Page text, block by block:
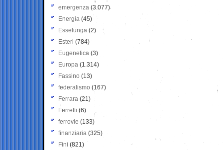
emergenza (3.077)
Energia (45)
Esselunga (2)
Esteri (784)
Eugenetica (3)
Europa (1.314)
Fassino (13)
federalismo (167)
Ferrara (21)
Ferretti (6)
ferrovie (133)
finanziaria (325)
Fini (821)